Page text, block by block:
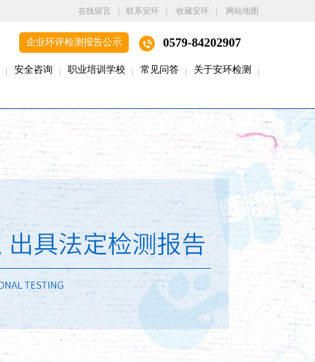
在线留言 联系安环 收藏安环 网站地图
企业环评检测报告公示 0579-84202907
安全咨询 职业培训学校 常见问答 关于安环检测